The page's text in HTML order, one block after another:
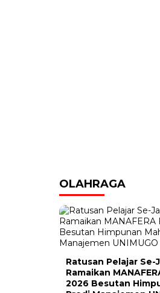
OLAHRAGA
Ratusan Pelajar Se-
Ramaikan
2026 Besutan